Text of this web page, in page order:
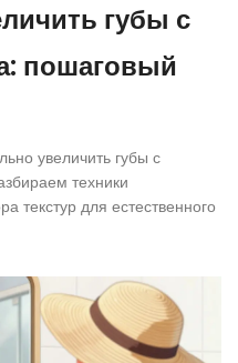
губы с
пошаговый
увеличить губы с
техники
текстур для естественного